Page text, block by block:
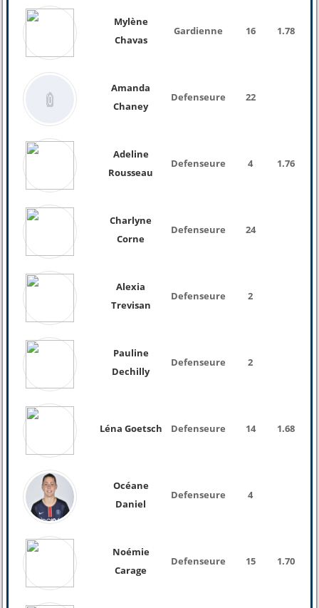
Mylène
Chavas
Gardienne 16 1.78
Amanda
Chaney
Defenseure 22
Adeline
Rousseau
Defenseure 4 1.76
Charlyne
Corne
Defenseure 24
Alexia
Trevisan
Defenseure 2
Pauline
Dechilly
Defenseure 2
Léna Goetsch Defenseure 14 1.68
Océane
Daniel
Defenseure 4
Noémie
Carage
Defenseure 15 1.70